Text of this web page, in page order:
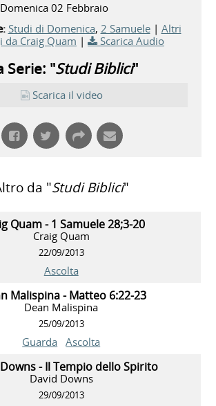
02 Febbraio
Studi di Domenica, 2 Samuele| Altri
da Craig Quam | Scarica Audio
Serie: "Studi Biblici"
Scarica il video
da "Studi Biblici"
Quam - 1 Samuele 28;3-20
Craig Quam
22/09/2013
Ascolta
Malispina - Matteo 6:22-23
Dean Malispina
25/09/2013
Guarda Ascolta
- Il Tempio dello Spirito
David Downs
29/09/2013